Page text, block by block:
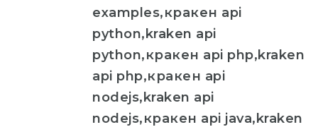
examples,кракен api
python,kraken api
python,кракен api php,kraken
api php,кракен api
nodejs,kraken api
nodejs,кракен api java,kraken